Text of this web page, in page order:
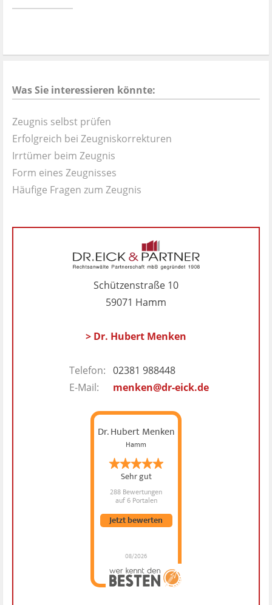
Was Sie interessieren könnte:
Zeugnis selbst prüfen
Erfolgreich bei Zeugniskorrekturen
Irrtümer beim Zeugnis
Form eines Zeugnisses
Häufige Fragen zum Zeugnis
Schützenstraße 10
59071 Hamm
> Dr. Hubert Menken
Telefon: 02381 988448
E-Mail:
menken@dr-eick.de
Dr. Hubert Menken
Hamm
Sehr gut
288 Bewertungen
auf 6 Portalen
08/2026
Jetzt bewerten
Dr. Hubert Menken
hat4.88 von5